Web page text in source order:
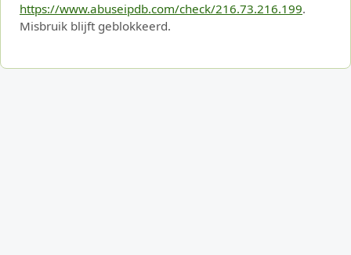
https://www.abuseipdb.com/check/216.73.216.199.
Misbruik blijft geblokkeerd.